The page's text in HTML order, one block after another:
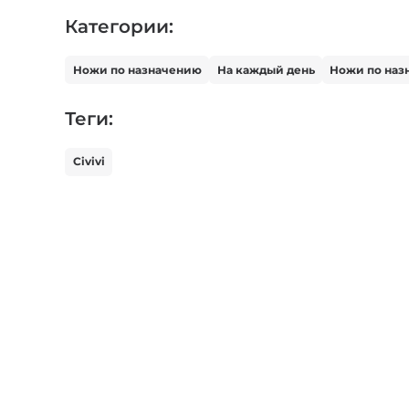
Категории:
Ножи по назначению На каждый день Ножи по
Теги:
Civivi